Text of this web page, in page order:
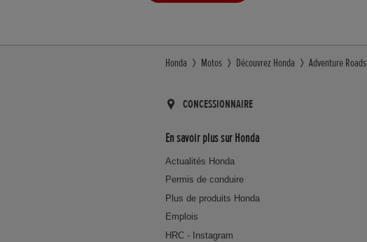
Honda Motos Découvrez Honda Adventure Roads
CONCESSIONNAIRE
En savoir plus sur Honda
Actualités Honda
Permis de conduire
Plus de produits Honda
Emplois
HRC - Instagram